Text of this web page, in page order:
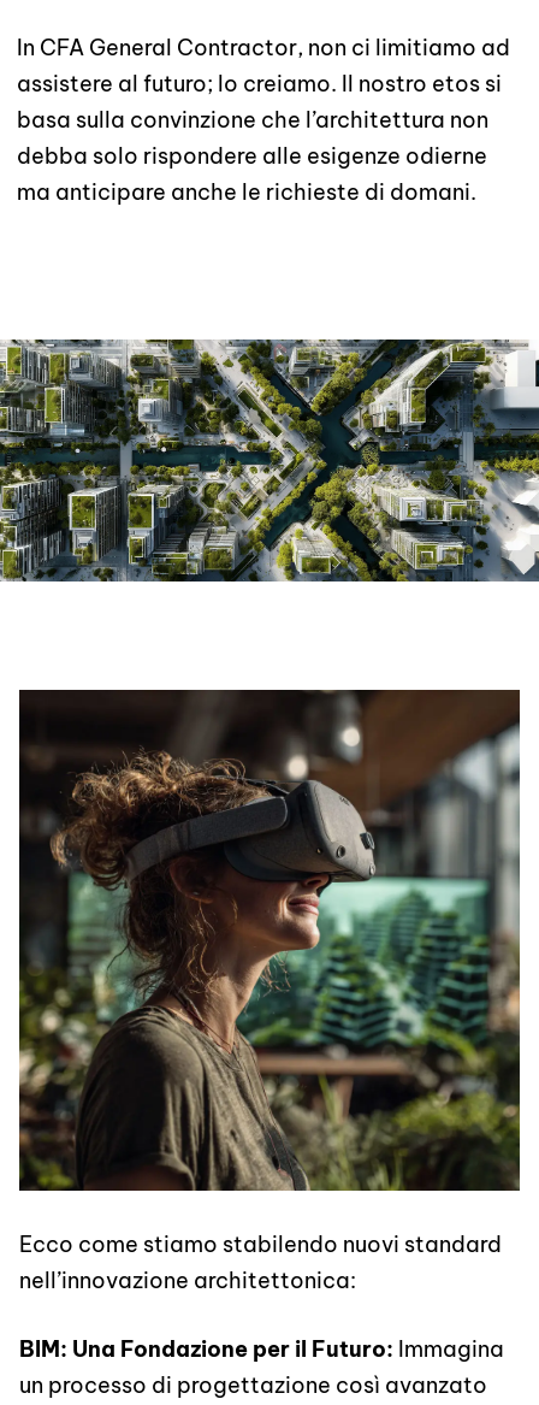
In CFA General Contractor, non ci limitiamo ad
assistere al futuro; lo creiamo. Il nostro etos si
basa sulla convinzione che l’architettura non
debba solo rispondere alle esigenze odierne
ma anticipare anche le richieste di domani.
Ecco come stiamo stabilendo nuovi standard
nell’innovazione architettonica:
BIM: Una Fondazione per il Futuro: Immagina
un processo di progettazione così avanzato